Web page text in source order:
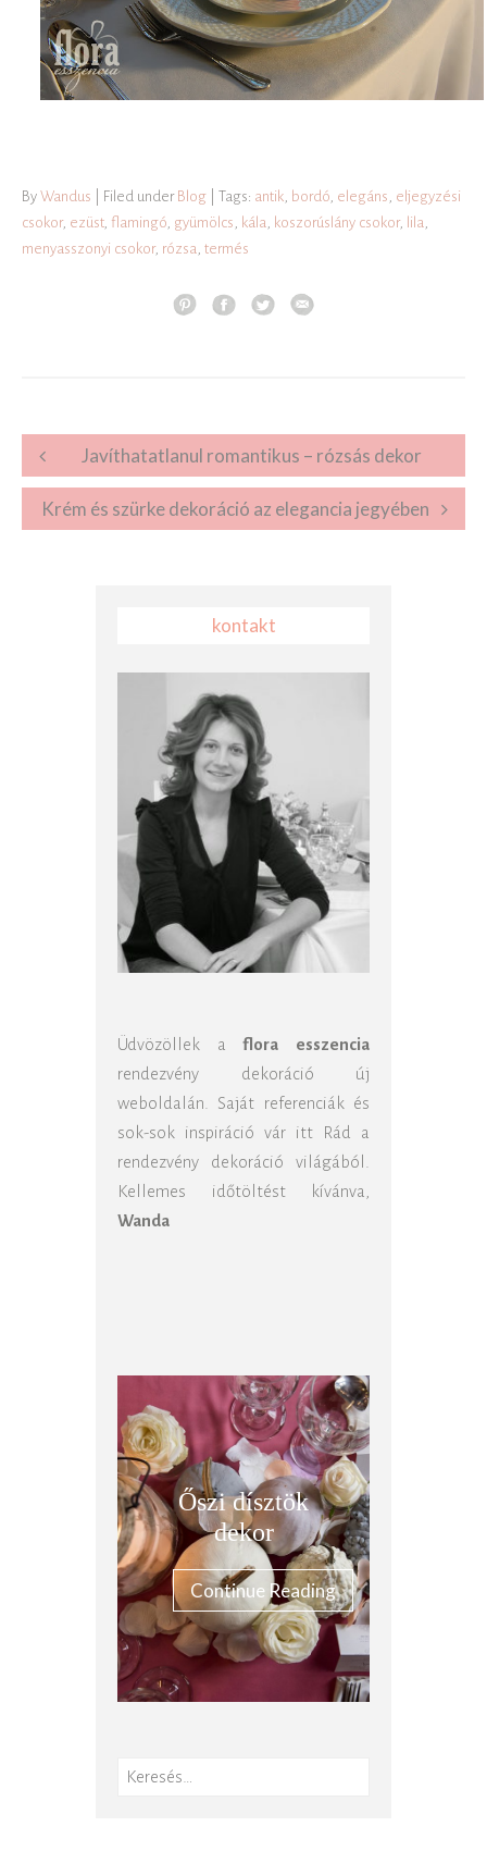
By Wandus | Filed under Blog | Tags: antik bordó elegáns eljegyzési
csokor, ezüst, flamingó gyümölcs kála koszorúslány csokor, lila
menyasszonyi csokor, rózsa termés
Post navigation
Javíthatatlanul romantikus – rózsás dekor
Krém és szürke dekoráció az elegancia jegyében
kontakt
Üdvözöllek aflora esszencia
rendezvény dekoráció új
weboldalán. Saját referenciák és
sok-sok inspiráció vár itt Rád a
rendezvény dekoráció világából.
Kellemes időtöltést kívánva,
Wanda
Őszi dísztök
dekor
Continue Reading
Keresés: